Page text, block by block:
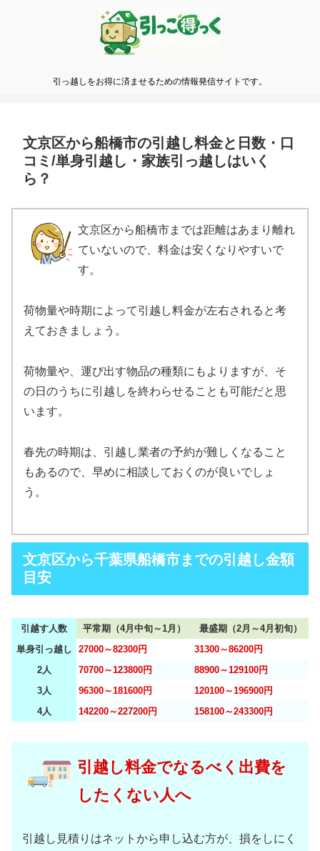
引っ越しをお得に済ませるための情報発信サイトです。
文京区から船橋市の引越し料金と日数・口
コミ/単身引越し・家族引っ越しはいく
ら？
文京区から船橋市までは距離はあまり離れ
ていないので、料金は安くなりやすいで
す。
荷物量や時期によって引越し料金が左右されると考
えておきましょう。
荷物量や、運び出す物品の種類にもよりますが、そ
の日のうちに引越しを終わらせることも可能だと思
います。
春先の時期は、引越し業者の予約が難しくなること
もあるので、早めに相談しておくのが良いでしょ
う。
文京区から千葉県船橋市までの引越し金額
目安
引越す人数 平常期（4月中旬～1月）
最盛期（2月～4月初旬）
単身引っ越し
27000～82300円
31300～86200円
2人
70700～123800円
88900～129100円
3人
96300～181600円
120100～196900円
4人
142200～227200円 158100～243300円
引越し料金でなるべく出費を
したくない人へ
引越し見積りはネットから申し込む方が、損をしにく